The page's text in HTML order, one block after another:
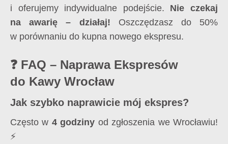
i oferujemy indywidualne podejście. Nie czekaj
na awarię – działaj! Oszczędzasz do 50%
w porównaniu do kupna nowego ekspresu.
❓ FAQ – Naprawa Ekspresów
do Kawy Wrocław
Jak szybko naprawicie mój ekspres?
Często w 4 godziny od zgłoszenia we Wrocławiu!
⚡